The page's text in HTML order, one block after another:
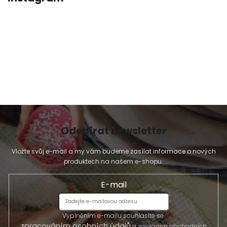
Odebírat newsletter
Vložte svůj e-mail a my vám budeme zasílat informace o nových
produktech na našem e-shopu.
E-mail
Vyplněním e-mailu souhlasíte se